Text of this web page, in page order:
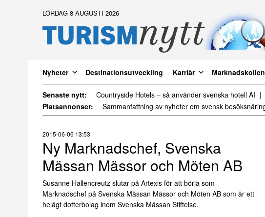
LÖRDAG 8 AUGUSTI 2026
Nyheter Destinationsutveckling Karriär Marknadskollen
Senaste nytt: Daftöland investerar 9 miljoner i ny attraktion 2027
Platsannonser:
2015-06-06 13:53
Ny Marknadschef, Svenska
Mässan Mässor och Möten AB
Susanne Hallencreutz slutar på Artexis för att börja som
Marknadschef på Svenska Mässan Mässor och Möten AB som är ett
helägt dotterbolag inom Svenska Mässan Stiftelse.